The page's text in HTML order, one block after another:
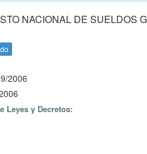
NACIONAL DE SUELDOS
2006
Leyes y Decretos: